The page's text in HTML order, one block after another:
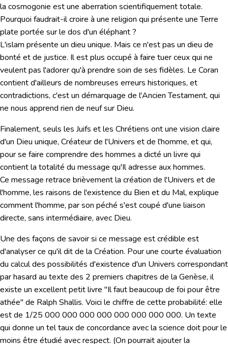
la cosmogonie est une aberration scientifiquement totale.
Pourquoi faudrait-il croire à une religion qui présente une Terre
plate portée sur le dos d'un éléphant ?
L'islam présente un dieu unique. Mais ce n'est pas un dieu de
bonté et de justice. Il est plus occupé à faire tuer ceux qui ne
veulent pas l'adorer qu'à prendre soin de ses fidèles. Le Coran
contient d'ailleurs de nombreuses erreurs historiques, et
contradictions, c'est un démarquage de l'Ancien Testament, qui
ne nous apprend rien de neuf sur Dieu.
Finalement, seuls les Juifs et les Chrétiens ont une vision claire
d'un Dieu unique, Créateur de l'Univers et de l'homme, et qui,
pour se faire comprendre des hommes a dicté un livre qui
contient la totalité du message qu'Il adresse aux hommes.
Ce message retrace brièvement la création de l'Univers et de
l'homme, les raisons de l'existence du Bien et du Mal, explique
comment l'homme, par son péché s'est coupé d'une liaison
directe, sans intermédiaire, avec Dieu.
Une des façons de savoir si ce message est crédible est
d'analyser ce qu'il dit de la Création. Pour une courte évaluation
du calcul des possibilités d'existence d'un Univers correspondant
par hasard au texte des 2 premiers chapitres de la Genèse, il
existe un excellent petit livre "Il faut beaucoup de foi pour être
athée" de Ralph Shallis. Voici le chiffre de cette probabilité: elle
est de 1/25 000 000 000 000 000 000 000 000. Un texte
qui donne un tel taux de concordance avec la science doit pour le
moins être étudié avec respect. (On pourrait ajouter la